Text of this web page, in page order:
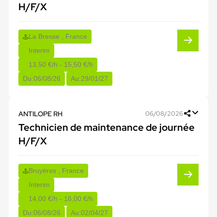
H/F/X
La Bresse , France
Interim
13,50 €/h - 15,50 €/h
Du:06/08/26 Au:29/01/27
ANTILOPE RH 06/08/2026
Technicien de maintenance de journée
H/F/X
Bruyères , France
Interim
14,00 €/h - 16,00 €/h
Du:06/08/26 Au:02/04/27